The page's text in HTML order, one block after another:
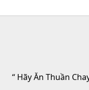
4:25
“ Hãy Ăn Thuần